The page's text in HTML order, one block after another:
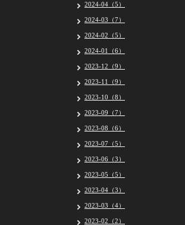
2024-04（5）
2024-03（7）
2024-02（5）
2024-01（6）
2023-12（9）
2023-11（9）
2023-10（8）
2023-09（7）
2023-08（6）
2023-07（5）
2023-06（3）
2023-05（5）
2023-04（3）
2023-03（4）
2023-02（2）